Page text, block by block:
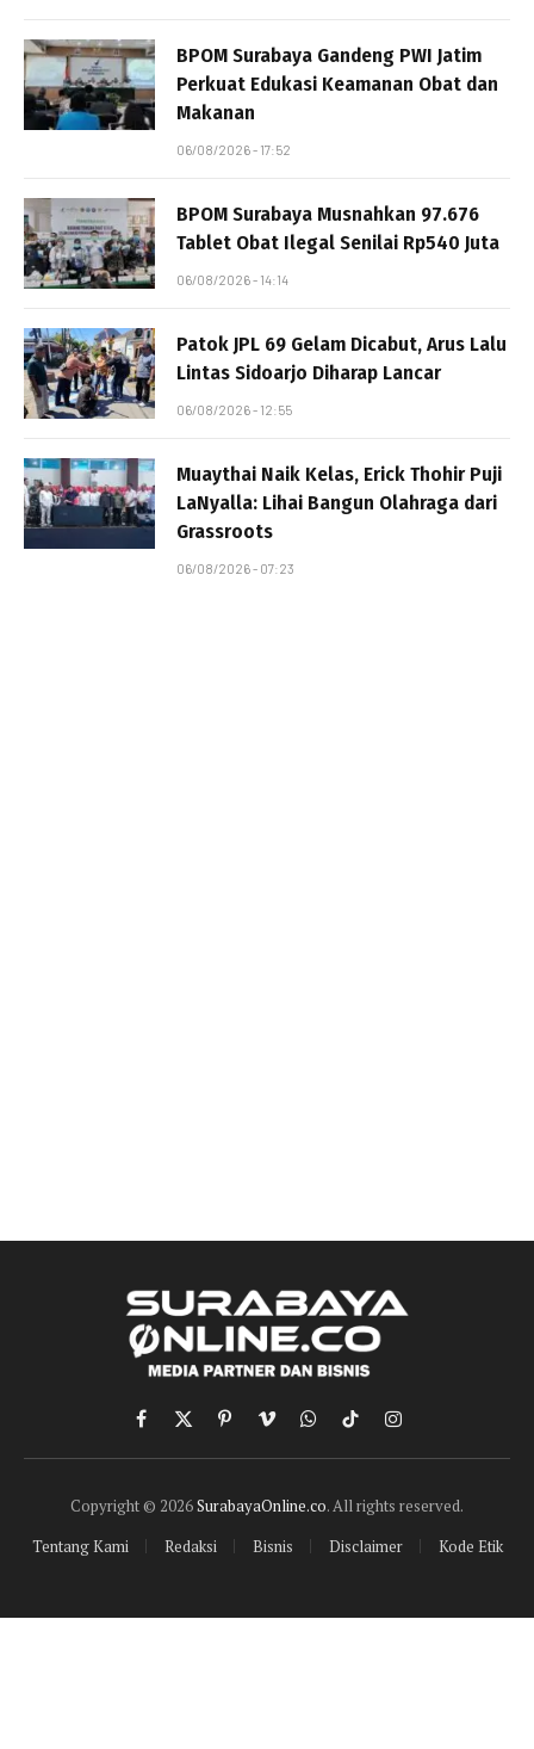
BPOM Surabaya Gandeng PWI Jatim
Perkuat Edukasi Keamanan Obat dan
Makanan
06/08/2026 - 17:52
BPOM Surabaya Musnahkan 97.676
Tablet Obat Ilegal Senilai Rp540 Juta
06/08/2026 - 14:14
Patok JPL 69 Gelam Dicabut, Arus Lalu
Lintas Sidoarjo Diharap Lancar
06/08/2026 - 12:55
Muaythai Naik Kelas, Erick Thohir Puji
LaNyalla: Lihai Bangun Olahraga dari
Grassroots
06/08/2026 - 07:23
Facebook
X
(Twitter)
PinterestVimeoWhatsApp
TikTokInstagram
Copyright © 2026SurabayaOnline.co. All rights reserved.
Tentang Kami
Redaksi Bisnis Disclaimer Kode Etik